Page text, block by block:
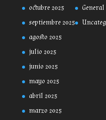
octubre 2025
septiembre 2025
agosto 2025
julio 2025
junio 2025
mayo 2025
abril 2025
marzo 2025
General